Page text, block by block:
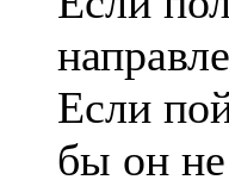
Если
бы он не